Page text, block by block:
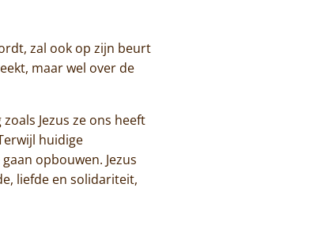
zal ook op zijn beurt
maar wel over de
Jezus ze ons heeft
huidige
opbouwen. Jezus
liefde en solidariteit,